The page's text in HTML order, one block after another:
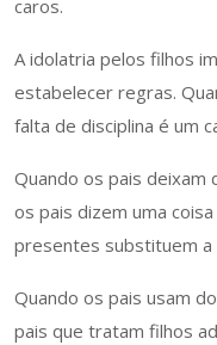
caros.
A idolatria pelos filhos
estabelecer regras.
falta de disciplina é um
Quando os pais deixam
os pais dizem uma
presentes substituem a
Quando os pais usam
pais que tratam filhos